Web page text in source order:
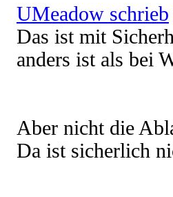
UMeadow schrieb
Das ist mit
anders ist als bei
Aber nicht die
Da ist sicherlich